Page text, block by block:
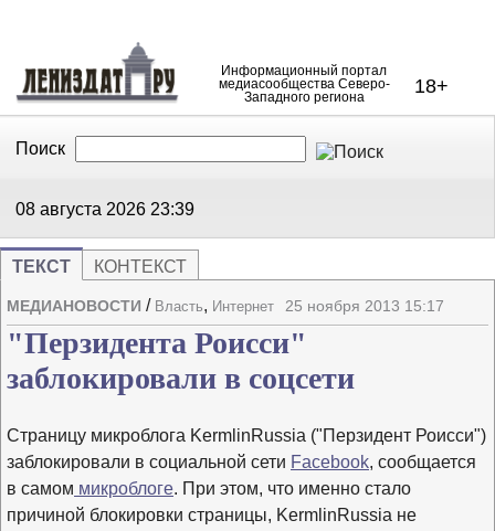
Информационный портал
медиасообщества Северо-
Западного региона
18+
Поиск
08 августа 2026 23:39
ТЕКСТ КОНТЕКСТ
МЕДИАНОВОСТИ / Власть, Интернет 25 ноября 2013 15:17
"Перзидента Роисси"
заблокировали в соцсети
Страницу микроблога KermlinRussia ("Пeрзидент Роисси")
заблокировали в социальной сети Facebook, сообщается
в самом микроблоге. При этом, что именно стало
причиной блокировки страницы, KermlinRussia не